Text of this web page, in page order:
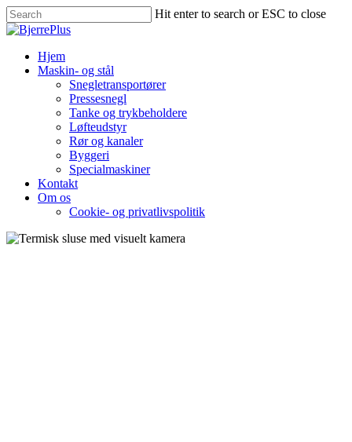
Hit enter to search or ESC to close
Hjem
Maskin- og stål
Snegletransportører
Pressesnegl
Tanke og trykbeholdere
Løfteudstyr
Rør og kanaler
Byggeri
Specialmaskiner
Kontakt
Om os
Cookie- og privatlivspolitik